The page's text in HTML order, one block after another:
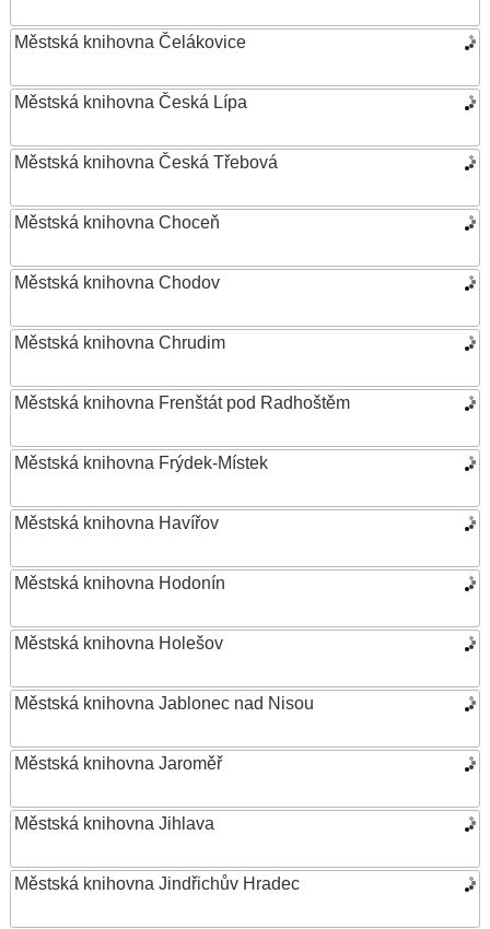
Městská knihovna Čelákovice
Městská knihovna Česká Lípa
Městská knihovna Česká Třebová
Městská knihovna Choceň
Městská knihovna Chodov
Městská knihovna Chrudim
Městská knihovna Frenštát pod Radhoštěm
Městská knihovna Frýdek-Místek
Městská knihovna Havířov
Městská knihovna Hodonín
Městská knihovna Holešov
Městská knihovna Jablonec nad Nisou
Městská knihovna Jaroměř
Městská knihovna Jihlava
Městská knihovna Jindřichův Hradec